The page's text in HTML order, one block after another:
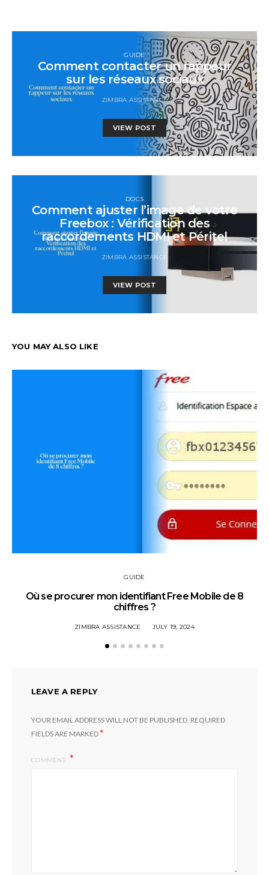
GUIDE
Comment contacter un rappeur
sur les réseaux sociaux
ZIMBRA ASSISTANCE
VIEW POST
DOCS
Comment ajuster l’image de votre
Freebox : Vérification des
raccordements HDMI et Péritel
ZIMBRA ASSISTANCE
VIEW POST
YOU MAY ALSO LIKE
GUIDE
Où se procurer mon identifiant Free Mobile de 8
chiffres ?
ZIMBRA ASSISTANCE JULY 19, 2024
LEAVE A REPLY
YOUR EMAIL ADDRESS WILL NOT BE PUBLISHED. REQUIRED
FIELDS ARE MARKED*
COMMENT